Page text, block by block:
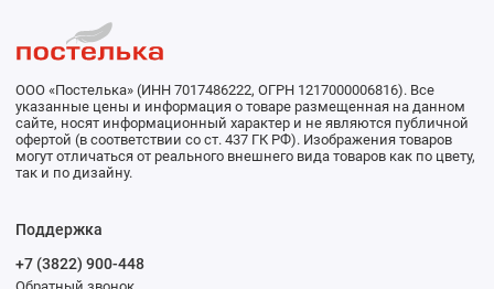
ООО «Постелька» (ИНН 7017486222, ОГРН 1217000006816). Все
указанные цены и информация о товаре размещенная на данном
сайте, носят информационный характер и не являются публичной
офертой (в соответствии со ст. 437 ГК РФ). Изображения товаров
могут отличаться от реального внешнего вида товаров как по цвету,
так и по дизайну.
Поддержка
+7 (3822) 900-448